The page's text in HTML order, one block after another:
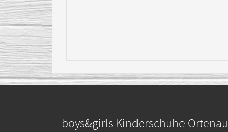
boys&girls Kinderschuhe Ortenau